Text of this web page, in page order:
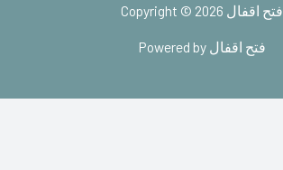
Copyright © 2026 فتح اقفال
Powered by فتح اقفال